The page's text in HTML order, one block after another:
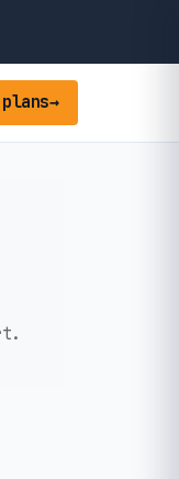
plans→